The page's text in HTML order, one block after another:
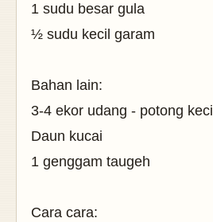
1 sudu besar gula
½ sudu kecil garam
Bahan lain:
3-4 ekor udang - potong kecil
Daun kucai
1 genggam taugeh
Cara cara: